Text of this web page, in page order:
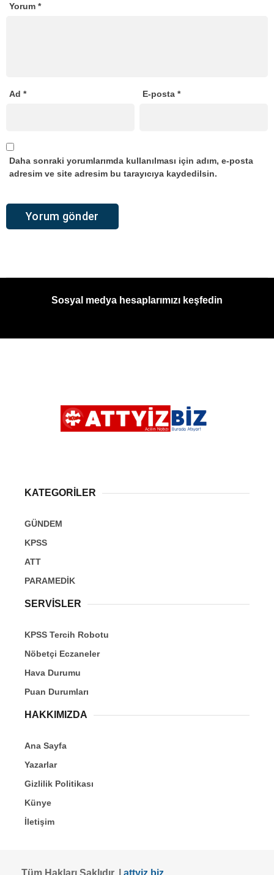
Yorum *
Ad * E-posta*
Daha sonraki yorumlarımda kullanılması için adım, e-posta
adresim ve site adresim bu tarayıcıya kaydedilsin.
Sosyal medya hesaplarımızı keşfedin
KATEGORİLER
GÜNDEM
KPSS
ATT
PARAMEDİK
SERVİSLER
KPSS Tercih Robotu
Nöbetçi Eczaneler
Hava Durumu
Puan Durumları
HAKKIMIZDA
Ana Sayfa
Yazarlar
Gizlilik Politikası
Künye
İletişim